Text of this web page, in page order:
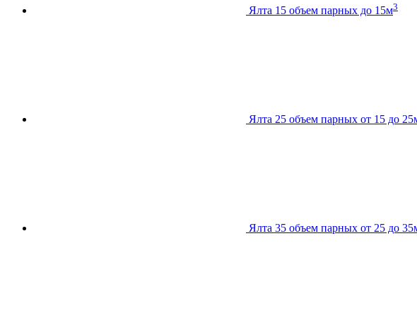
Ялта 15 объем парных до 15м3
Ялта 25 объем парных от 15 до
Ялта 35 объем парных от 25 до